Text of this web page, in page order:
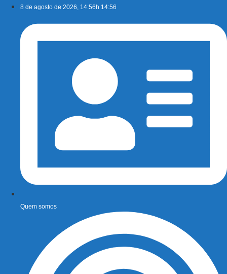
conteúdo
8 de agosto de 2026, 14:56h 14:56
Quem somos